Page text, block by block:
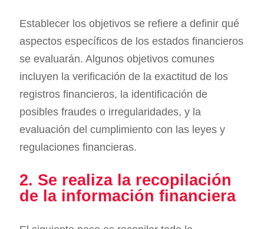
Establecer los objetivos se refiere a definir qué
aspectos específicos de los estados financieros
se evaluarán. Algunos objetivos comunes
incluyen la verificación de la exactitud de los
registros financieros, la identificación de
posibles fraudes o irregularidades, y la
evaluación del cumplimiento con las leyes y
regulaciones financieras.
2. Se realiza la recopilación
de la información financiera